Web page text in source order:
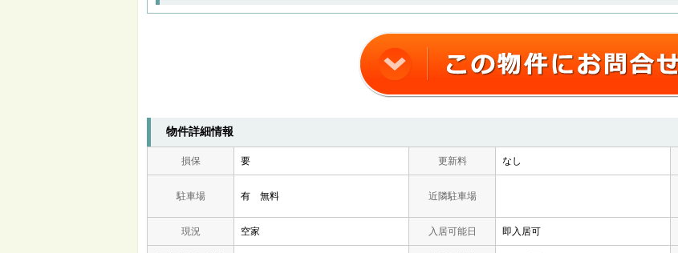
物件詳細情報
損保 要 更新料 なし
駐車場 有 無料 近隣駐車場
現況 空家 入居可能日 即入居可